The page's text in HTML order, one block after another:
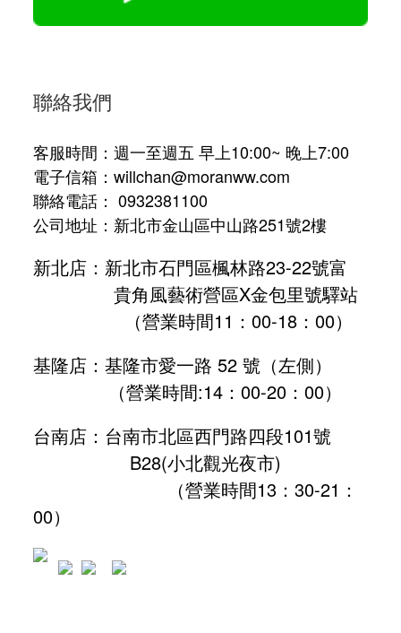
聯絡我們
客服時間：週一至週五 早上10:00~ 晚上7:00
電子信箱：willchan@moranww.com
聯絡電話： 0932381100
公司地址：新北市金山區中山路251號2樓
新北店：新北市石門區楓林路23-22號富
貴角風藝術營區X金包里號驛站
（營業時間11：00-18：00）
基隆店：基隆市愛一路 52 號（左側）
（營業時間:14：00-20：00）
台南店：台南市北區西門路四段101號
B28(小北觀光夜市)
（營業時間13：30-21：
00）